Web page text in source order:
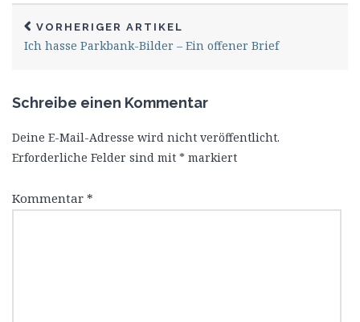
VORHERIGER ARTIKEL
Ich hasse Parkbank-Bilder – Ein offener Brief
Schreibe einen Kommentar
Deine E-Mail-Adresse wird nicht veröffentlicht.
Erforderliche Felder sind mit * markiert
Kommentar *